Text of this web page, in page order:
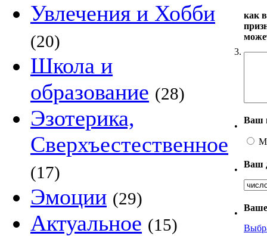
Увлечения и Хобби
(20)
Школа и
образование (28)
Эзотерика,
Сверхъестественное
(17)
Эмоции (29)
Актуальное (15)
3.
как
•
Ваш
•
Ваш
•
Ваше